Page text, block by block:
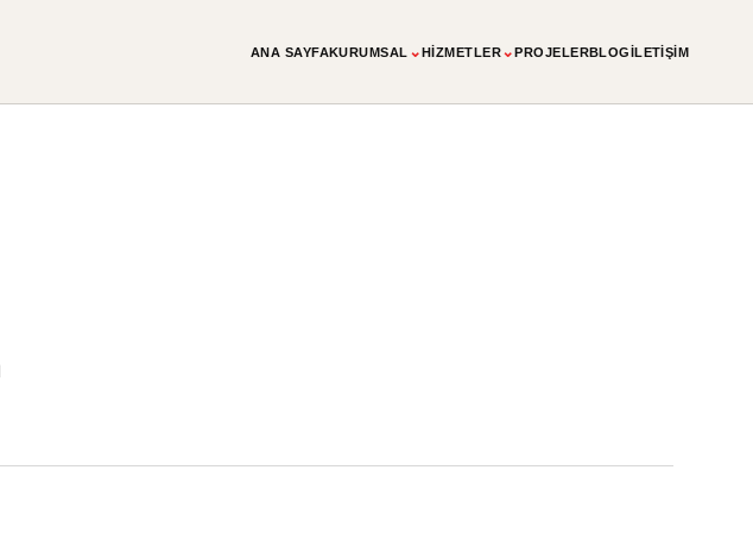
ANA SAYFAKURUMSAL ⌄HIZMETLER⌄PROJELERBLOGİLETIŞIM